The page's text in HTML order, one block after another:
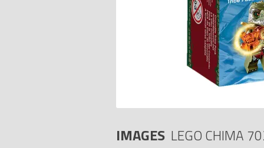
IMAGES LEGO CHIMA